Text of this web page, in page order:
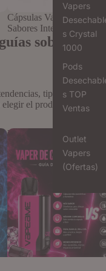
Vapers
s Crystal
1000
Pods
s TOP
Ventas
Outlet
Vapers
(Ofertas)
Cápsulas Vaper
Sabores Intensos
sobre
tipos de
el producto que
Vaper de cápsulas vs
tradicionales: Guía
sabor y comodidad